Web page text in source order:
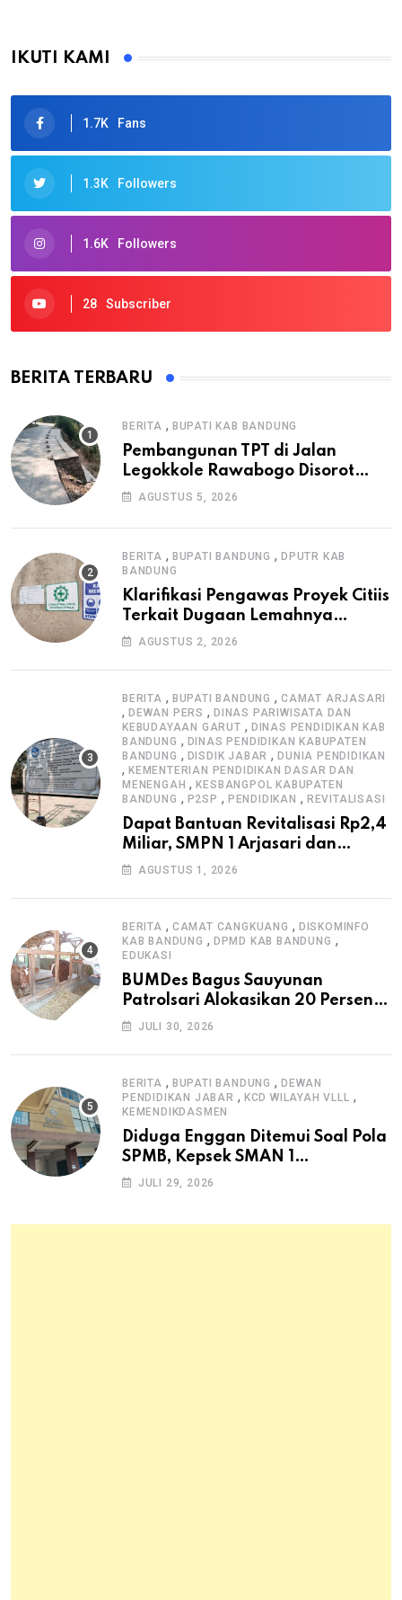
IKUTI KAMI
1.7K Fans
1.3K Followers
1.6K Followers
28 Subscriber
BERITA TERBARU
BERITA , BUPATI KAB BANDUNG
Pembangunan TPT di Jalan
Legokkole Rawabogo Disorot
Warga, Selesai Tanpa Papan
AGUSTUS 5, 2026
BERITA , BUPATI BANDUNG ,DPUTR KAB
BANDUNG
Klarifikasi Pengawas Proyek Citiis
Terkait Dugaan Lemahnya
Pengawasan K3
AGUSTUS 2, 2026
BERITA , BUPATI BANDUNG ,CAMAT ARJASARI
, DEWAN PERS , DINAS PARIWISATA DAN
KEBUDAYAAN GARUT , DINAS PENDIDIKAN KAB
BANDUNG , DINAS PENDIDIKAN KABUPATEN
BANDUNG , DISDIK JABAR ,DUNIA PENDIDIKAN
, KEMENTERIAN PENDIDIKAN DASAR DAN
MENENGAH ,KESBANGPOL KABUPATEN
BANDUNG , P2SP , PENDIDIKAN , REVITALISASI
Dapat Bantuan Revitalisasi Rp2,4
Miliar, SMPN 1 Arjasari dan
Masyarakat Sambut Antusias
AGUSTUS 1, 2026
BERITA , CAMAT CANGKUANG , DISKOMINFO
KAB BANDUNG , DPMD KAB BANDUNG ,
EDUKASI
BUMDes Bagus Sauyunan
Patrolsari Alokasikan 20 Persen
Dana Desa untuk Ketahanan
JULI 30, 2026
BERITA , BUPATI BANDUNG ,DEWAN
PENDIDIKAN JABAR , KCD WILAYAH VLLL ,
KEMENDIKDASMEN
Diduga Enggan Ditemui Soal Pola
SPMB, Kepsek SMAN 1
Dayeuhkolot Dikeluhkan Orang
JULI 29, 2026